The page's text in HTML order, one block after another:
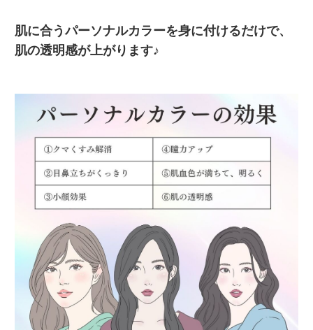
肌に合うパーソナルカラーを身に付けるだけで、
肌の透明感が上がります♪